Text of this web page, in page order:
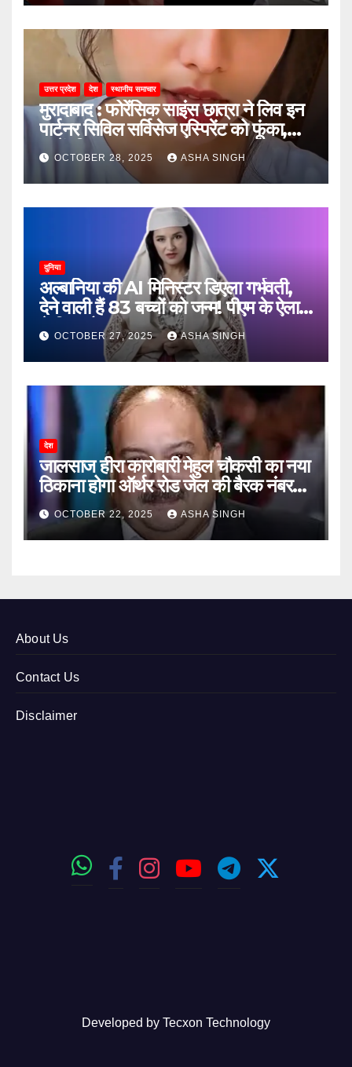
उत्तर प्रदेश देश स्थानीय समाचार
मुरादाबाद : फोरेंसिक साइंस छात्रा ने लिव इन
पार्टनर सिविल सर्विसेज एस्पिरेंट को फूंका,
जानें, फिर क्या हुआ…
OCTOBER 28, 2025 ASHA SINGH
दुनिया
अल्बानिया की AI मिनिस्‍टर डिएला गर्भवती,
देने वाली हैं 83 बच्चों को जन्‍म! पीएम के ऐलान
ने किया हैरान
OCTOBER 27, 2025 ASHA SINGH
देश
जालसाज हीरा कारोबारी मेहुल चौकसी का नया
ठिकाना होगा ऑर्थर रोड जेल की बैरक नंबर
12OCTOBER 22, 2025 ASHA SINGH
About Us
Contact Us
Disclaimer
Developed by Tecxon Technology